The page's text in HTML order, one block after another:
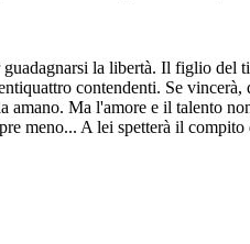
la libertà. Il figlio del
contendenti. Se
Ma l'amore e il talento
meno... A lei spetterà il